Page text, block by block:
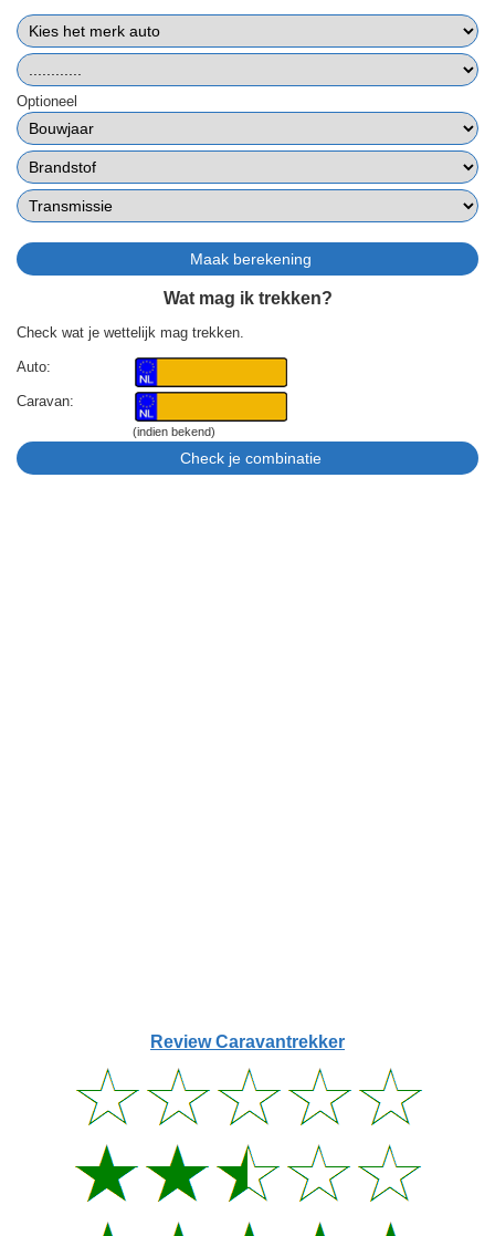
Optioneel
Wat mag ik trekken?
Check wat je wettelijk mag trekken.
Auto:
Caravan:
(indien bekend)
Review Caravantrekker